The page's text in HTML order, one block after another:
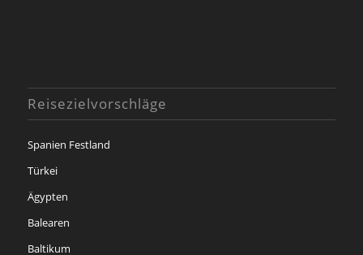
Reisezielvorschläge
Spanien Festland
Türkei
Ägypten
Balearen
Baltikum